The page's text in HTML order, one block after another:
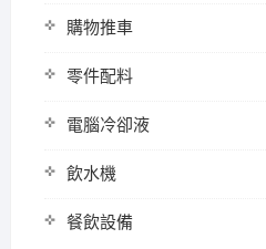
購物推車
零件配料
電腦冷卻液
飲水機
餐飲設備